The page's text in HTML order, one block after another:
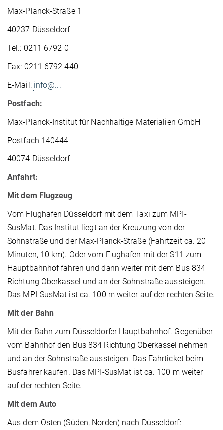
Max-Planck-Straße 1
40237 Düsseldorf
Tel.: 0211 6792 0
Fax: 0211 6792 440
E-Mail: info@...
Postfach:
Max-Planck-Institut für Nachhaltige Materialien GmbH
Postfach 140444
40074 Düsseldorf
Anfahrt:
Mit dem Flugzeug
Vom Flughafen Düsseldorf mit dem Taxi zum MPI-
SusMat. Das Institut liegt an der Kreuzung von der
Sohnstraße und der Max-Planck-Straße (Fahrtzeit ca. 20
Minuten, 10 km). Oder vom Flughafen mit der S11 zum
Hauptbahnhof fahren und dann weiter mit dem Bus 834
Richtung Oberkassel und an der Sohnstraße aussteigen.
Das MPI-SusMat ist ca. 100 m weiter auf der rechten Seite.
Mit der Bahn
Mit der Bahn zum Düsseldorfer Hauptbahnhof. Gegenüber
vom Bahnhof den Bus 834 Richtung Oberkassel nehmen
und an der Sohnstraße aussteigen. Das Fahrticket beim
Busfahrer kaufen. Das MPI-SusMat ist ca. 100 m weiter
auf der rechten Seite.
Mit dem Auto
Aus dem Osten (Süden, Norden) nach Düsseldorf: